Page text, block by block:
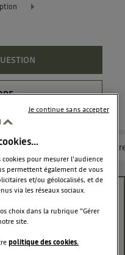
articles Consultez la
GPL
pour mesurer l'audience
permettent également de vous
et/ou géolocalisés, et de
via les réseaux sociaux.
choix dans la rubrique "Gérer
site.
politique des cookies.
Je continue sans accepter